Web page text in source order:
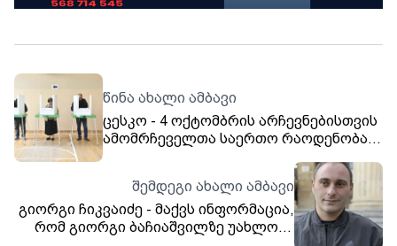
წინა ახალი ამბავი
ცესკო - 4 ოქტომბრის არჩევნებისთვის
ამომრჩეველთა საერთო რაოდენობა
მასშტაბით გახსნილია 3 061
საარჩევნო უბანი
შემდეგი ახალი ამბავი
გიორგი ჩიკვაიძე - მაქვს ინფორმაცია,
რომ გიორგი ბაჩიაშვილზე უახლოეს